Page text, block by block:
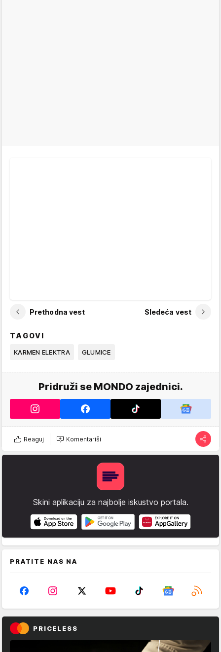
Prethodna vest Sledeća vest
TAGOVI
KARMEN ELEKTRA GLUMICE
Pridruži se MONDO zajednici.
Reaguj Komentariši
Skini aplikaciju za najbolje iskustvo portala.
PRATITE NAS NA
PRICELESS